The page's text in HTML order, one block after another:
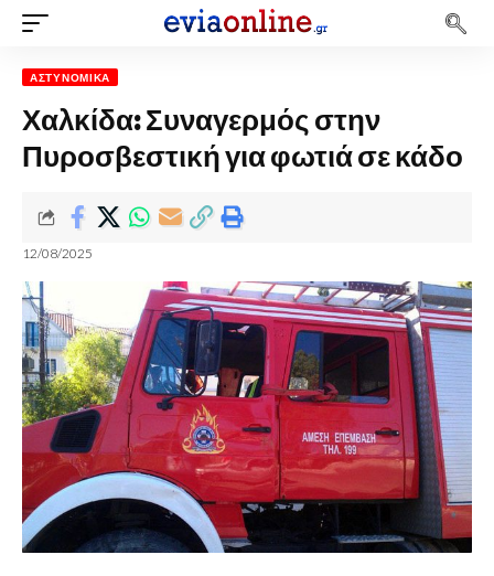
ΑΣΤΥΝΟΜΙΚΆ
Χαλκίδα: Συναγερμός στην
Πυροσβεστική για φωτιά σε κάδο
12/08/2025